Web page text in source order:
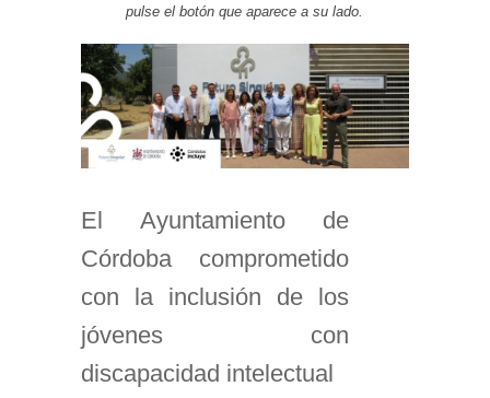
pulse el botón que aparece a su lado.
El Ayuntamiento de
Córdoba comprometido
con la inclusión de los
jóvenes con
discapacidad intelectual